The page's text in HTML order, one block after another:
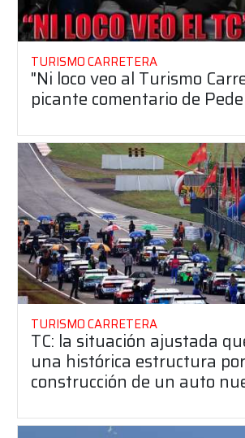
TURISMO CARRETERA
"Ni loco veo al Turismo
picante comentario de
TURISMO CARRETERA
TC: la situación ajustada
una histórica estructura
construcción de un auto